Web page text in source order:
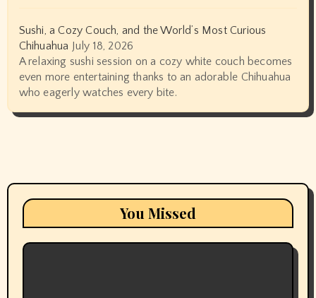
Sushi, a Cozy Couch, and the World’s Most Curious
Chihuahua July 18, 2026
A relaxing sushi session on a cozy white couch becomes
even more entertaining thanks to an adorable Chihuahua
who eagerly watches every bite.
You Missed